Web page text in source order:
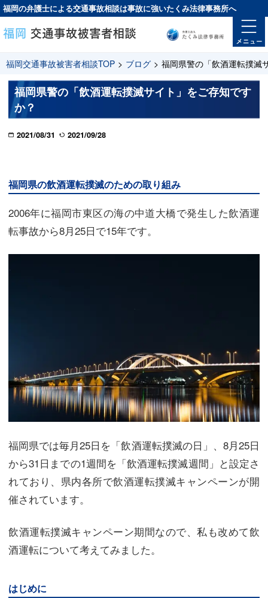
福岡の弁護士による交通事故相談は事故に強いたくみ法律事務所へ
福岡交通事故被害者相談TOP > ブログ > 福岡県警の「飲酒運転撲滅
福岡県警の「飲酒運転撲滅サイト」をご存知です
か？
2021/08/31 2021/09/28
福岡県の飲酒運転撲滅のための取り組み
2006年に福岡市東区の海の中道大橋で発生した飲酒運
転事故から8月25日で15年です。
福岡県では毎月25日を「飲酒運転撲滅の日」、8月25日
から31日までの1週間を「飲酒運転撲滅週間」と設定さ
れており、県内各所で飲酒運転撲滅キャンペーンが開
催されています。
飲酒運転撲滅キャンペーン期間なので、私も改めて飲
酒運転について考えてみました。
はじめに